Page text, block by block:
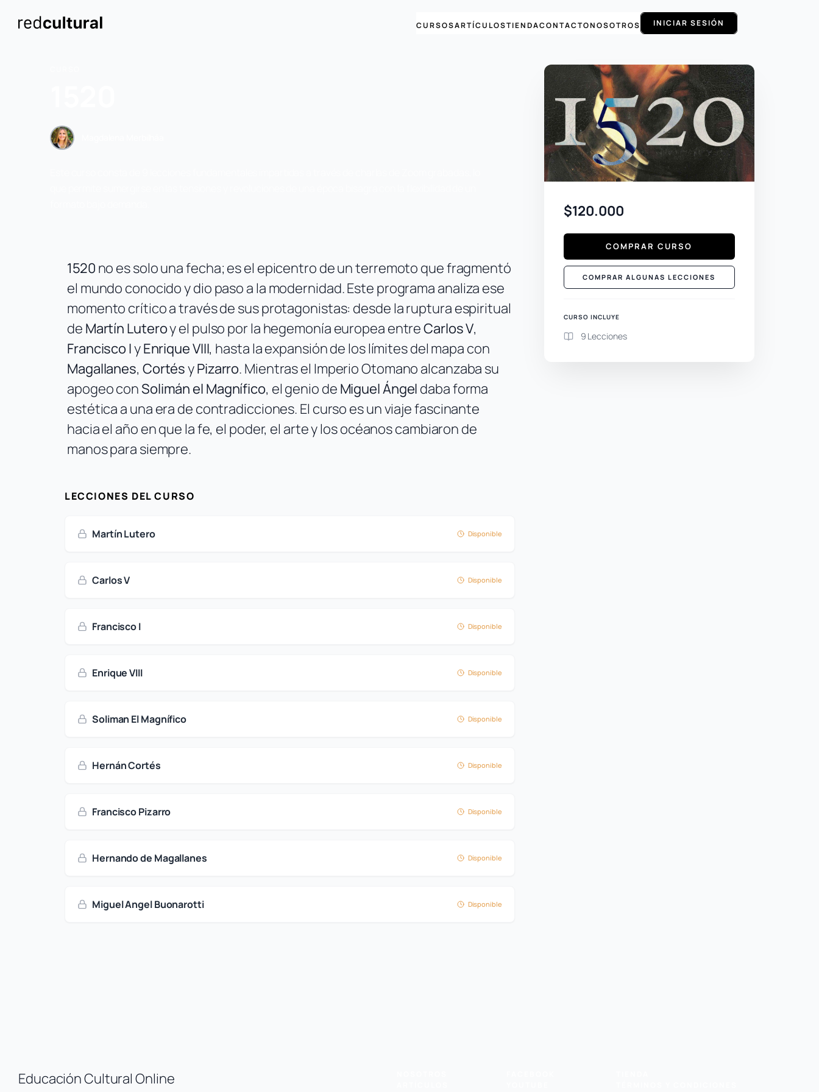
CURSOSARTÍCULOSTIENDACONTACTONOSOTROS INICIAR SESIÓN
1520 no es solo una fecha; es el epicentro de un terremoto que fragmentó
el mundo conocido y dio paso a la modernidad. Este programa analiza ese
momento crítico a través de sus protagonistas: desde la ruptura espiritual
de Martín Luteroy el pulso por la hegemonía europea entreCarlos V,
Francisco IyEnrique VIII, hasta la expansión de los límites del mapa con
Magallanes, CortésyPizarro. Mientras el Imperio Otomano alcanzaba su
apogeo con Solimán el Magnífico, el genio de Miguel Ángel daba forma
estética a una era de contradicciones. El curso es un viaje fascinante
hacia el año en que la fe, el poder, el arte y los océanos cambiaron de
manos para siempre.
LECCIONES DEL CURSO
Martín Lutero Disponible
Carlos V Disponible
Francisco I Disponible
Enrique VIII Disponible
Soliman El Magnífico Disponible
Hernán Cortés Disponible
Francisco Pizarro Disponible
Hernando de Magallanes Disponible
Miguel Angel Buonarotti Disponible
$120.000
COMPRAR CURSO
COMPRAR ALGUNAS LECCIONES
CURSO INCLUYE
9 Lecciones
Educación Cultural Online